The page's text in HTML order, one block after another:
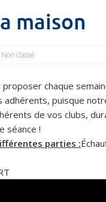
maison
Non classé
chaque
adhérents, puisque
de vos clubs,
séance !
parties :